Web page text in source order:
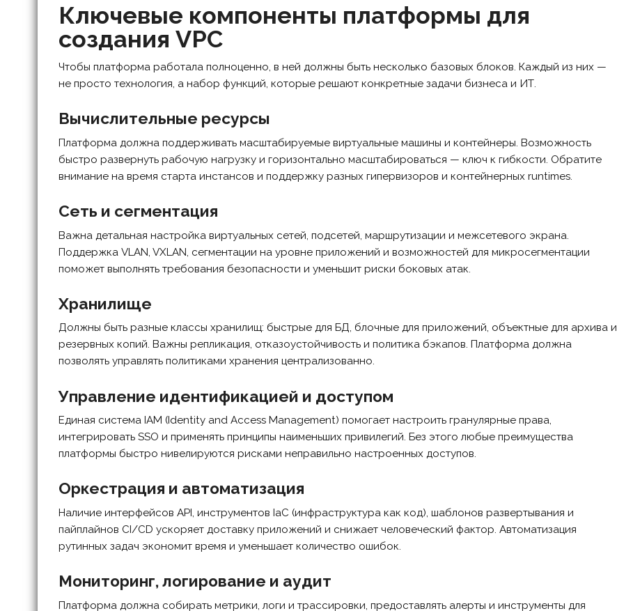
Ключевые компоненты платформы для
создания VPC
Чтобы платформа работала полноценно, в ней должны быть несколько базовых блоков. Каждый из них —
не просто технология, а набор функций, которые решают конкретные задачи бизнеса и ИТ.
Вычислительные ресурсы
Платформа должна поддерживать масштабируемые виртуальные машины и контейнеры. Возможность
быстро развернуть рабочую нагрузку и горизонтально масштабироваться — ключ к гибкости. Обратите
внимание на время старта инстансов и поддержку разных гипервизоров и контейнерных runtimes.
Сеть и сегментация
Важна детальная настройка виртуальных сетей, подсетей, маршрутизации и межсетевого экрана.
Поддержка VLAN, VXLAN, сегментации на уровне приложений и возможностей для микросегментации
поможет выполнять требования безопасности и уменьшит риски боковых атак.
Хранилище
Должны быть разные классы хранилищ: быстрые для БД, блочные для приложений, объектные для архива и
резервных копий. Важны репликация, отказоустойчивость и политика бэкапов. Платформа должна
позволять управлять политиками хранения централизованно.
Управление идентификацией и доступом
Единая система IAM (Identity and Access Management) помогает настроить гранулярные права,
интегрировать SSO и применять принципы наименьших привилегий. Без этого любые преимущества
платформы быстро нивелируются рисками неправильно настроенных доступов.
Оркестрация и автоматизация
Наличие интерфейсов API, инструментов IaC (инфраструктура как код), шаблонов развертывания и
пайплайнов CI/CD ускоряет доставку приложений и снижает человеческий фактор. Автоматизация
рутинных задач экономит время и уменьшает количество ошибок.
Мониторинг, логирование и аудит
Платформа должна собирать метрики, логи и трассировки, предоставлять алерты и инструменты для